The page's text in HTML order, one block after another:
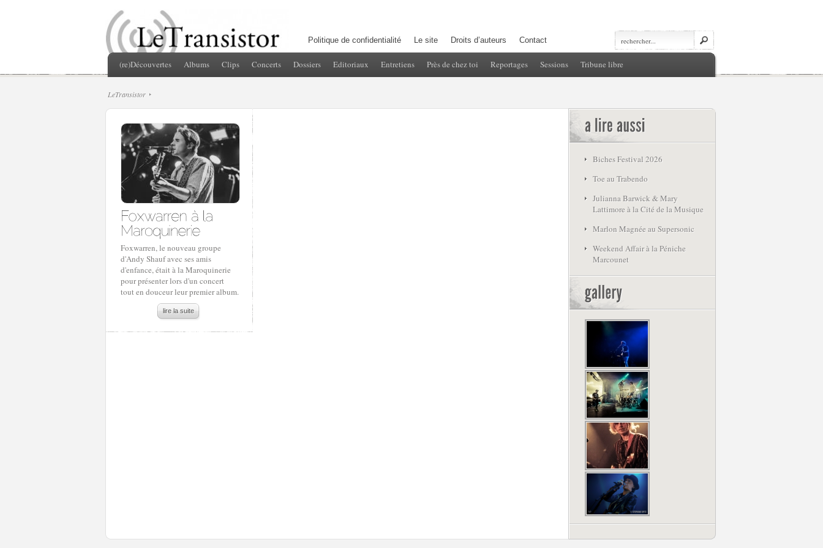
Politique de confidentialité Le site Droits d’auteurs Contact
(re)Découvertes Albums Clips Concerts Dossiers Editoriaux Entretiens Près de chez toi Reportages Sessions Tribune libre
LeTransistor
Foxwarren, le nouveau groupe
d'Andy Shauf avec ses amis
d'enfance, était à la Maroquinerie
pour présenter lors d'un concert
tout en douceur leur premier album.
lire la suite
Biches Festival 2026
Toe au Trabendo
Julianna Barwick & Mary
Lattimore à la Cité de la Musique
Marlon Magnée au Supersonic
Weekend Affair à la Péniche
Marcounet